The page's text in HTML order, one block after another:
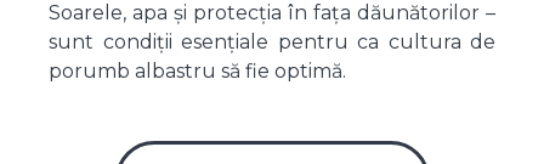
Soarele, apa și protecția în fața dăunătorilor –
sunt condiții esențiale pentru ca cultura de
porumb albastru să fie optimă.